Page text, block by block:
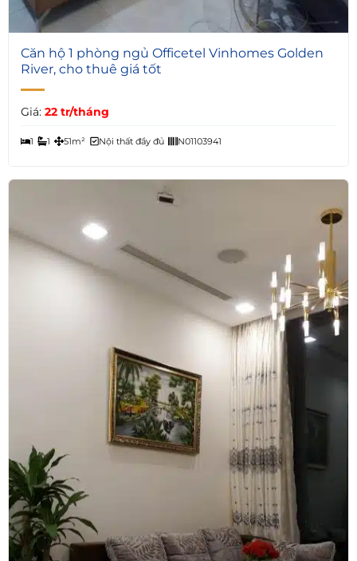
5
Căn hộ 1 phòng ngủ Officetel Vinhomes Golden
River, cho thuê giá tốt
Giá: 22 tr/tháng
1 1 51m² Nội thất đầy đủ N01103941